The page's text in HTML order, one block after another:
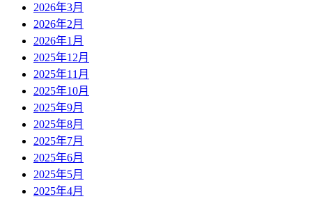
2026年3月
2026年2月
2026年1月
2025年12月
2025年11月
2025年10月
2025年9月
2025年8月
2025年7月
2025年6月
2025年5月
2025年4月